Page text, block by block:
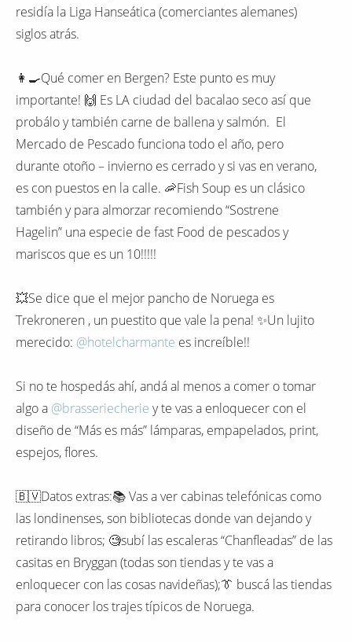
residía la Liga Hanseática (comerciantes alemanes)
siglos atrás.
👩‍🍳Qué comer en Bergen? Este punto es muy
importante! 🙌 Es LA ciudad del bacalao seco así que
probálo y también carne de ballena y salmón. El
Mercado de Pescado funciona todo el año, pero
durante otoño – invierno es cerrado y si vas en verano,
es con puestos en la calle. 🦐Fish Soup es un clásico
también y para almorzar recomiendo “Sostrene
Hagelin” una especie de fast Food de pescados y
mariscos que es un 10!!!!!
💥Se dice que el mejor pancho de Noruega es
Trekroneren , un puestito que vale la pena! ✨️Un lujito
merecido: @hotelcharmante es increíble!!
Si no te hospedás ahí, andá al menos a comer o tomar
algo a @brasseriecherie y te vas a enloquecer con el
diseño de “Más es más” lámparas, empapelados, print,
espejos, flores.
🇧🇻Datos extras:📚 Vas a ver cabinas telefónicas como
las londinenses, son bibliotecas donde van dejando y
retirando libros; 🧐subí las escaleras “Chanfleadas” de las
casitas en Bryggan (todas son tiendas y te vas a
enloquecer con las cosas navideñas);👔 buscá las tiendas
para conocer los trajes típicos de Noruega.